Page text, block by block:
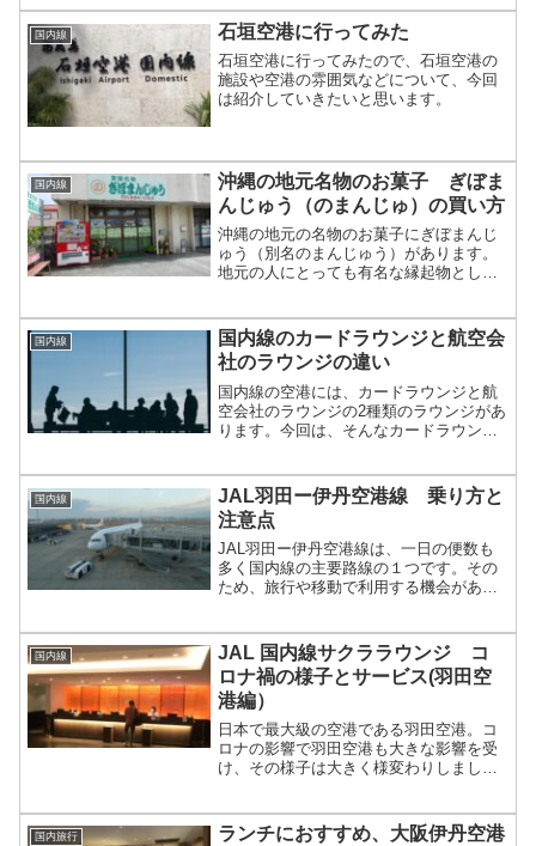
紹介してみようと思います。
国内線 石垣空港に行ってみた
石垣空港に行ってみたので、石垣空港の
施設や空港の雰囲気などについて、今回
は紹介していきたいと思います。
国内線
沖縄の地元名物のお菓子 ぎぼま
んじゅう（のまんじゅ）の買い方
沖縄の地元の名物のお菓子にぎぼまんじ
ゅう（別名のまんじゅう）があります。
地元の人にとっても有名な縁起物として
なぎぼまんじゅうの買い方について、今
回は紹介していきたいと思います。
国内線
国内線のカードラウンジと航空会
社のラウンジの違い
国内線の空港には、カードラウンジと航
空会社のラウンジの2種類のラウンジがあ
ります。今回は、そんなカードラウンジ
国内線
JAL羽田ー伊丹空港線 乗り方と
注意点
JAL羽田ー伊丹空港線は、一日の便数も
多く国内線の主要路線の１つです。その
ため、旅行や移動で利用する機会がある
紹介していきたいと思います。
国内線
JAL 国内線サクララウンジ コ
ロナ禍の様子とサービス(羽田空
港編）
日本で最大級の空港である羽田空港。コ
ロナの影響で羽田空港も大きな影響を受
け、その様子は大きく様変わりしまし
ービスを紹介します。
国内旅行
ランチにおすすめ、大阪伊丹空港